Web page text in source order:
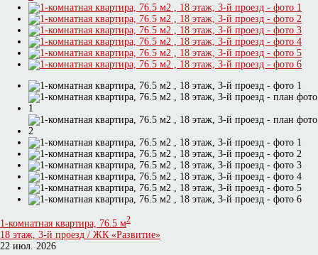
1-комнатная квартира, 76.5 м2
18 этаж, 3-й проезд / ЖК «Развитие»
22 июл. 2026